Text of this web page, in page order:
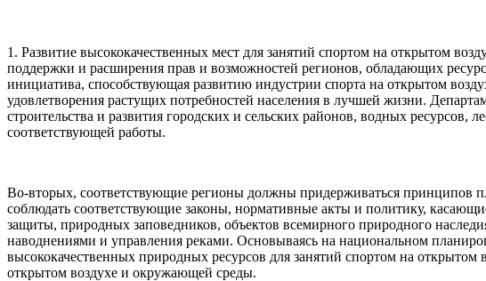
1. Развитие высококачественных мест для занятий спортом на открытом
поддержки и расширения прав и возможностей регионов, обладающих
инициатива, способствующая развитию индустрии спорта на открытом
удовлетворения растущих потребностей населения в лучшей жизни.
строительства и развития городских и сельских районов, водных
соответствующей работы.
Во-вторых, соответствующие регионы должны придерживаться принципов
соблюдать соответствующие законы, нормативные акты и политику,
защиты, природных заповедников, объектов всемирного природного
наводнениями и управления реками. Основываясь на национальном
высококачественных природных ресурсов для занятий спортом на открытом
открытом воздухе и окружающей среды.